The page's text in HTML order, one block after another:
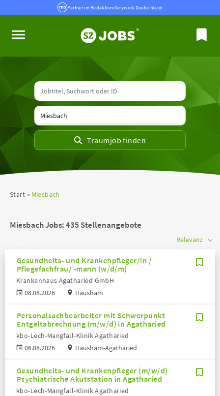
Partner im RedaktionsNetzwerk Deutschland
Start Miesbach
Miesbach Jobs:435 Stellenangebote
Gesundheits- und Krankenpfleger/in /
Pflegefachfrau/ -mann (w/d/m)
08.08.2026
Krankenhaus Agatharied GmbH
Hausham
Personalsachbearbeiter mit Schwerpunkt
Entgeltabrechnung (m/w/d) in Agatharied
06.08.2026
kbo-Lech-Mangfall-Klinik Agatharied
Hausham-Agatharied
Gesundheits- und Krankenpfleger (m/w/d)
Psychiatrische Akutstation in Agatharied
kbo-Lech-Mangfall-Klinik Agatharied